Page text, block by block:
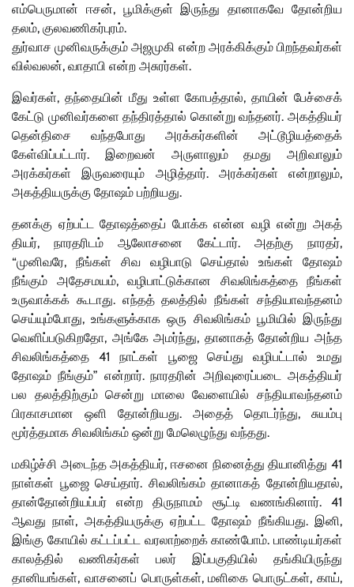
எம்பெருமான் ஈசன், பூமிக்குள் இருந்து தானாகவே தோன்றிய
தலம், குலவணிகர்புரம்.
துர்வாச முனிவருக்கும் அஜமுகி என்ற அரக்கிக்கும் பிறந்தவர்கள்
வில்வலன், வாதாபி என்ற அசுரர்கள்.
இவர்கள், தந்தையின் மீது உள்ள கோபத்தால், தாயின் பேச்சைக்
கேட்டு முனிவர்களை தந்திரத்தால் கொன்று வந்தனர். அகத்தியர்
தென்திசை வந்தபோது அரக்கர்களின் அட்டூழியத்தைக்
கேள்விப்பட்டார். இறைவன் அருளாலும் தமது அறிவாலும்
அரக்கர்கள் இருவரையும் அழித்தார். அரக்கர்கள் என்றாலும்,
அகத்தியருக்கு தோஷம் பற்றியது.
தனக்கு ஏற்பட்ட தோஷத்தைப் போக்க என்ன வழி என்று அகத்
தியர், நாரதரிடம் ஆலோசனை கேட்டார். அதற்கு நாரதர்,
“முனிவரே, நீங்கள் சிவ வழிபாடு செய்தால் உங்கள் தோஷம்
நீங்கும் அதேசமயம், வழிபாட்டுக்கான சிவலிங்கத்தை நீங்கள்
உருவாக்கக் கூடாது. எந்தத் தலத்தில் நீங்கள் சந்தியாவந்தனம்
செய்யும்போது, உங்களுக்காக ஒரு சிவலிங்கம் பூமியில் இருந்து
வெளிப்படுகிறதோ, அங்கே அமர்ந்து, தானாகத் தோன்றிய அந்த
சிவலிங்கத்தை 41 நாட்கள் பூஜை செய்து வழிபட்டால் உமது
தோஷம் நீங்கும்” என்றார். நாரதரின் அறிவுரைப்படை அகத்தியர்
பல தலத்திற்கும் சென்று மாலை வேளையில் சந்தியாவந்தனம்
பிரகாசமான ஒளி தோன்றியது. அதைத் தொடர்ந்து, சுயம்பு
மூர்த்தமாக சிவலிங்கம் ஒன்று மேலெழுந்து வந்தது.
மகிழ்ச்சி அடைந்த அகத்தியர், ஈசனை நினைத்து தியானித்து 41
நாள்கள் பூஜை செய்தார். சிவலிங்கம் தானாகத் தோன்றியதால்,
தான்தோன்றியப்பர் என்ற திருநாமம் சூட்டி வணங்கினார். 41
ஆவது நாள், அகத்தியருக்கு ஏற்பட்ட தோஷம் நீங்கியது. இனி,
இங்கு கோயில் கட்டப்பட்ட வரலாற்றைக் காண்போம். பாண்டியர்கள்
காலத்தில் வணிகர்கள் பலர் இப்பகுதியில் தங்கியிருந்து
தானியங்கள், வாசனைப் பொருள்கள், மளிகை பொருட்கள், காய்,